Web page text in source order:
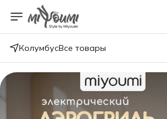
КолумбусВсе товары